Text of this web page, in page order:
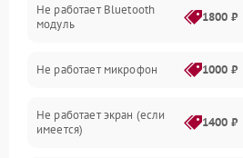
Не работает Bluetooth
модуль
1800 ₽
Не работает микрофон 1000 ₽
Не работает экран (если
имеется)
1400 ₽